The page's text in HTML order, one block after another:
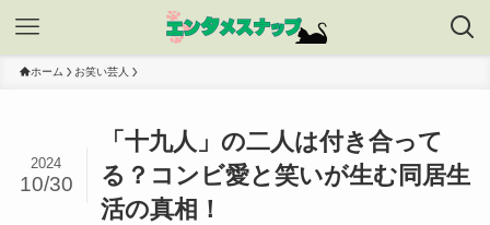
ホーム お笑い芸人
「十九人」の二人は付き合って
る？コンビ愛と笑いが生む同居生
活の真相！
2024
10/30